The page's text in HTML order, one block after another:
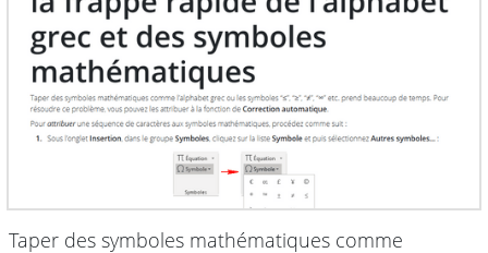
Taper des symboles mathématiques comme